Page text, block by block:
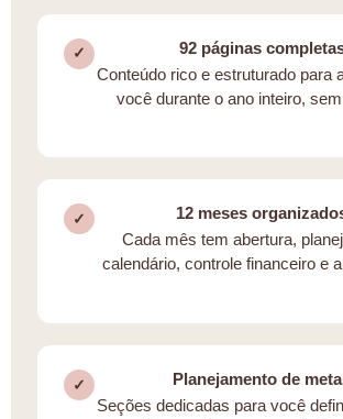
✓
92 páginas
Conteúdo rico e estruturado para
você durante o ano inteiro,
✓
12 meses
Cada mês tem abertura,
calendário, controle financeiro e
✓
Planejamento de
Seções dedicadas para você